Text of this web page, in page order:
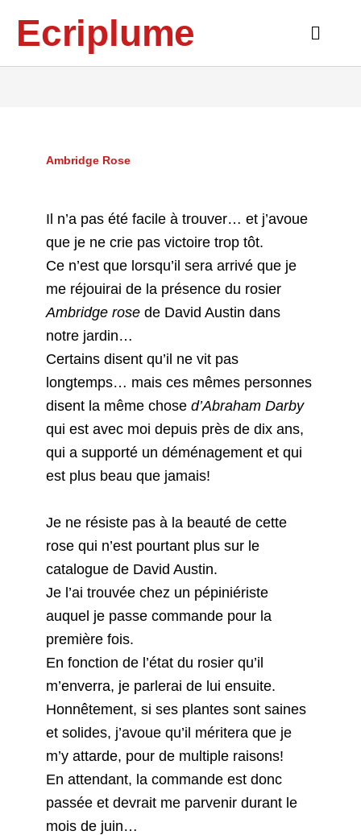
contenuEcriplume
Main
Ambridge Rose
Il n’a pas été facile à trouver… et j’avoue
que je ne crie pas victoire trop tôt.
Ce n’est que lorsqu’il sera arrivé que je
me réjouirai de la présence du rosier
Ambridge rose de David Austin dans
notre jardin…
Certains disent qu’il ne vit pas
longtemps… mais ces mêmes personnes
disent la même chose d’Abraham Darby
qui est avec moi depuis près de dix ans,
qui a supporté un déménagement et qui
est plus beau que jamais!
Je ne résiste pas à la beauté de cette
rose qui n’est pourtant plus sur le
catalogue de David Austin.
Je l’ai trouvée chez un pépiniériste
auquel je passe commande pour la
première fois.
En fonction de l’état du rosier qu’il
m’enverra, je parlerai de lui ensuite.
Honnêtement, si ses plantes sont saines
et solides, j’avoue qu’il méritera que je
m’y attarde, pour de multiple raisons!
En attendant, la commande est donc
passée et devrait me parvenir durant le
mois de juin…